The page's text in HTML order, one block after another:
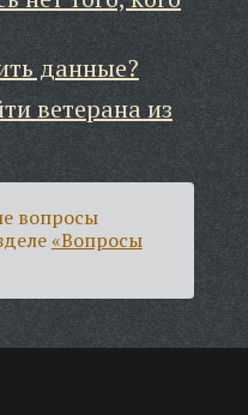
данные?
ветерана из
вопросы
«Вопросы